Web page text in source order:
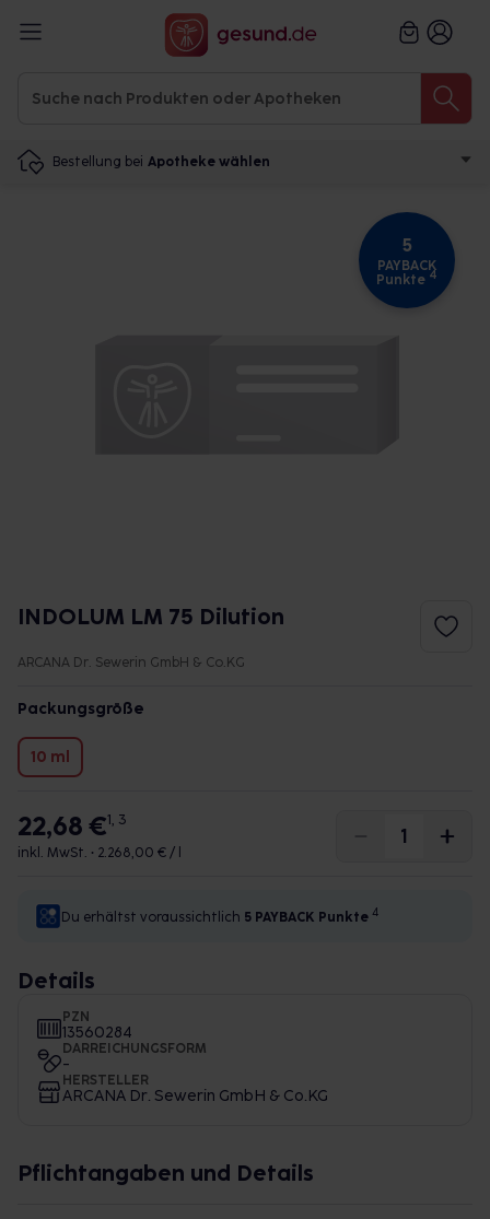
Bestellung bei Apotheke wählen
5
PAYBACK
Punkte 4
INDOLUM LM 75 Dilution
ARCANA Dr. Sewerin GmbH & Co.KG
Packungsgröße
10 ml
22,68 €1, 3
inkl. MwSt. • 2.268,00 € / l
Du erhältst voraussichtlich 5 PAYBACK Punkte 4
Details
PZN
13560284
DARREICHUNGSFORM
-
HERSTELLER
ARCANA Dr. Sewerin GmbH & Co.KG
Pflichtangaben und Details